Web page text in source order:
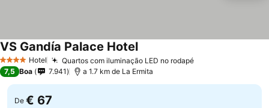
4 EstrelasHotel Quartos com iluminação LED no rodapéVer preços
VS Gandía Palace HotelVer preços
7,5 Boa 7.941 a 1.7 km de La Ermita
De € 67